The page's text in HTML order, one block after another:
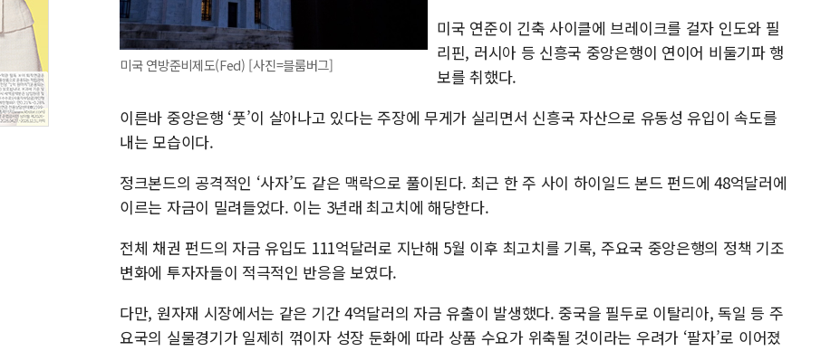
미국 연방준비제도(Fed) [사진=블룸버그]
미국 연준이 긴축 사이클에 브레이크를 걸자 인도와 필
리핀, 러시아 등 신흥국 중앙은행이 연이어 비둘기파 행
보를 취했다.
이른바 중앙은행 ‘풋’이 살아나고 있다는 주장에 무게가 실리면서 신흥국 자산으로 유동성 유입이 속도를
내는 모습이다.
정크본드의 공격적인 ‘사자’도 같은 맥락으로 풀이된다. 최근 한 주 사이 하이일드 본드 펀드에 48억달러에
이르는 자금이 밀려들었다. 이는 3년래 최고치에 해당한다.
전체 채권 펀드의 자금 유입도 111억달러로 지난해 5월 이후 최고치를 기록, 주요국 중앙은행의 정책 기조
변화에 투자자들이 적극적인 반응을 보였다.
다만, 원자재 시장에서는 같은 기간 4억달러의 자금 유출이 발생했다. 중국을 필두로 이탈리아, 독일 등 주
요국의 실물경기가 일제히 꺾이자 성장 둔화에 따라 상품 수요가 위축될 것이라는 우려가 ‘팔자’로 이어졌